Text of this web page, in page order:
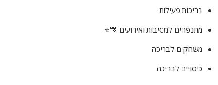
בריכות פעילות
מתנפחים למסיבות ואירועים 🎊⭐
משחקים לבריכה
כיסויים לבריכה